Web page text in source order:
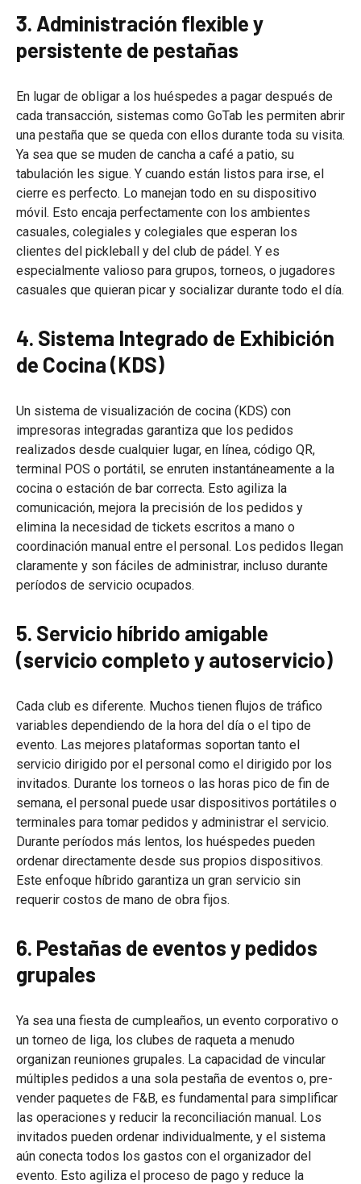
3. Administración flexible y
persistente de pestañas
En lugar de obligar a los huéspedes a pagar después de
cada transacción, sistemas como GoTab les permiten abrir
una pestaña que se queda con ellos durante toda su visita.
Ya sea que se muden de cancha a café a patio, su
tabulación les sigue. Y cuando están listos para irse, el
cierre es perfecto. Lo manejan todo en su dispositivo
móvil. Esto encaja perfectamente con los ambientes
casuales, colegiales y colegiales que esperan los
clientes del pickleball y del club de pádel. Y es
especialmente valioso para grupos, torneos, o jugadores
casuales que quieran picar y socializar durante todo el día.
4. Sistema Integrado de Exhibición
de Cocina (KDS)
Un sistema de visualización de cocina (KDS) con
impresoras integradas garantiza que los pedidos
realizados desde cualquier lugar, en línea, código QR,
terminal POS o portátil, se enruten instantáneamente a la
cocina o estación de bar correcta. Esto agiliza la
comunicación, mejora la precisión de los pedidos y
elimina la necesidad de tickets escritos a mano o
coordinación manual entre el personal. Los pedidos llegan
claramente y son fáciles de administrar, incluso durante
períodos de servicio ocupados.
5. Servicio híbrido amigable
(servicio completo y autoservicio)
Cada club es diferente. Muchos tienen flujos de tráfico
variables dependiendo de la hora del día o el tipo de
evento. Las mejores plataformas soportan tanto el
servicio dirigido por el personal como el dirigido por los
invitados. Durante los torneos o las horas pico de fin de
semana, el personal puede usar dispositivos portátiles o
terminales para tomar pedidos y administrar el servicio.
Durante períodos más lentos, los huéspedes pueden
ordenar directamente desde sus propios dispositivos.
Este enfoque híbrido garantiza un gran servicio sin
requerir costos de mano de obra fijos.
6. Pestañas de eventos y pedidos
grupales
Ya sea una fiesta de cumpleaños, un evento corporativo o
un torneo de liga, los clubes de raqueta a menudo
organizan reuniones grupales. La capacidad de vincular
múltiples pedidos a una sola pestaña de eventos o, pre-
vender paquetes de F&B, es fundamental para simplificar
las operaciones y reducir la reconciliación manual. Los
invitados pueden ordenar individualmente, y el sistema
aún conecta todos los gastos con el organizador del
evento. Esto agiliza el proceso de pago y reduce la